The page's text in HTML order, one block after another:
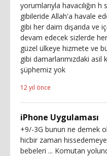
yorumlarıyla havacılığın
gibileride Allah'a havale
gibi her daim dışarıda ve
devam edecek sizlerde
güzel ülkeye hizmete ve
gibi damarlarımızdaki
şüphemiz yok
12 yıl önce
iPhone Uygulaması
+9/-3G bunun ne demek
hicbir zaman
bebeleri ... Komutan